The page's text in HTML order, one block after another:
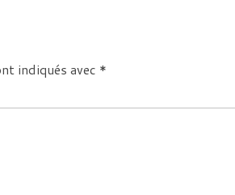
indiqués avec *